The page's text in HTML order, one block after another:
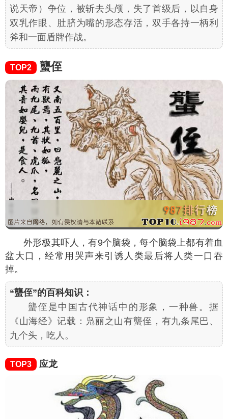
说天帝）争位，被斩去头颅，失了首级后，以自身
双乳作眼、肚脐为嘴的形态存活，双手各持一柄利
斧和一面盾牌作战。
TOP2 蠪侄
外形极其吓人，有9个脑袋，每个脑袋上都有着血
盆大口，经常用哭声来引诱人类最后将人类一口吞
掉。
“蠪侄”的百科知识：
蠪侄是中国古代神话中的形象，一种兽。据
《山海经》记载：凫丽之山有蠪侄，有九条尾巴、
九个头，吃人。
TOP3 应龙